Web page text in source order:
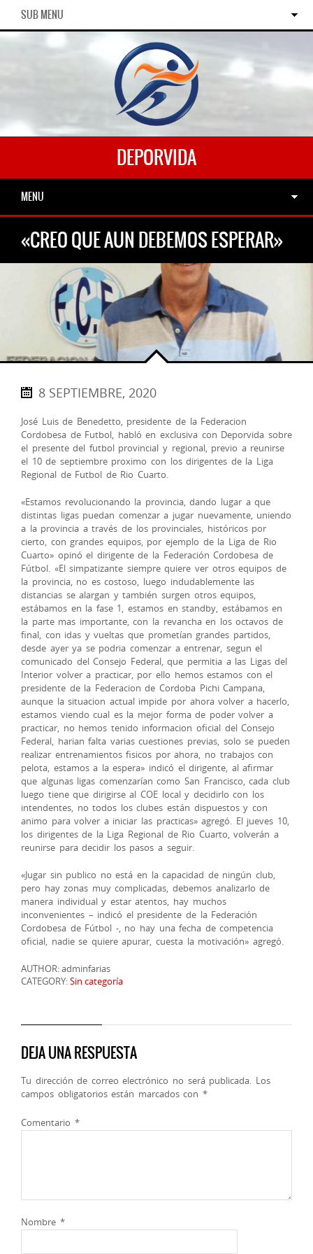
SUB MENU
DEPORVIDA
MENU
«CREO QUE AUN DEBEMOS ESPERAR»
8 SEPTIEMBRE, 2020
José Luis de Benedetto, presidente de la Federacion
Cordobesa de Futbol, habló en exclusiva con Deporvida sobre
el presente del futbol provincial y regional, previo a reunirse
el 10 de septiembre proximo con los dirigentes de la Liga
Regional de Futbol de Rio Cuarto.
«Estamos revolucionando la provincia, dando lugar a que
distintas ligas puedan comenzar a jugar nuevamente, uniendo
a la provincia a través de los provinciales, históricos por
cierto, con grandes equipos, por ejemplo de la Liga de Rio
Cuarto» opinó el dirigente de la Federación Cordobesa de
Fútbol. «El simpatizante siempre quiere ver otros equipos de
la provincia, no es costoso, luego indudablemente las
distancias se alargan y también surgen otros equipos,
estábamos en la fase 1, estamos en standby, estábamos en
la parte mas importante, con la revancha en los octavos de
final, con idas y vueltas que prometían grandes partidos,
desde ayer ya se podria comenzar a entrenar, segun el
comunicado del Consejo Federal, que permitia a las Ligas del
Interior volver a practicar, por ello hemos estamos con el
presidente de la Federacion de Cordoba Pichi Campana,
aunque la situacion actual impide por ahora volver a hacerlo,
estamos viendo cual es la mejor forma de poder volver a
practicar, no hemos tenido informacion oficial del Consejo
Federal, harian falta varias cuestiones previas, solo se pueden
realizar entrenamientos fisicos por ahora, no trabajos con
pelota, estamos a la espera» indicó el dirigente, al afirmar
que algunas ligas comenzarían como San Francisco, cada club
luego tiene que dirigirse al COE local y decidirlo con los
intendentes, no todos los clubes están dispuestos y con
animo para volver a iniciar las practicas» agregó. El jueves 10,
los dirigentes de la Liga Regional de Rio Cuarto, volverán a
reunirse para decidir los pasos a seguir.
«Jugar sin publico no está en la capacidad de ningún club,
pero hay zonas muy complicadas, debemos analizarlo de
manera individual y estar atentos, hay muchos
inconvenientes – indicó el presidente de la Federación
Cordobesa de Fútbol -, no hay una fecha de competencia
oficial, nadie se quiere apurar, cuesta la motivación» agregó.
AUTHOR: adminfarias
CATEGORY:Sin categoría
DEJA UNA RESPUESTA
Tu dirección de correo electrónico no será publicada. Los
campos obligatorios están marcados con *
Comentario *
Nombre *